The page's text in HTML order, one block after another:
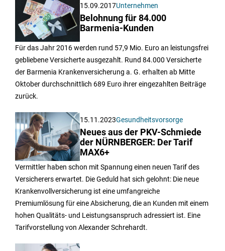
15.09.2017Unternehmen
Belohnung für 84.000
Barmenia-Kunden
Für das Jahr 2016 werden rund 57,9 Mio. Euro an leistungsfrei
gebliebene Versicherte ausgezahlt. Rund 84.000 Versicherte
der Barmenia Krankenversicherung a. G. erhalten ab Mitte
Oktober durchschnittlich 689 Euro ihrer eingezahlten Beiträge
zurück.
15.11.2023Gesundheitsvorsorge
Neues aus der PKV-Schmiede
der NÜRNBERGER: Der Tarif
MAX6+
Vermittler haben schon mit Spannung einen neuen Tarif des
Versicherers erwartet. Die Geduld hat sich gelohnt: Die neue
Krankenvollversicherung ist eine umfangreiche
Premiumlösung für eine Absicherung, die an Kunden mit einem
hohen Qualitäts- und Leistungsanspruch adressiert ist. Eine
Tarifvorstellung von Alexander Schrehardt.